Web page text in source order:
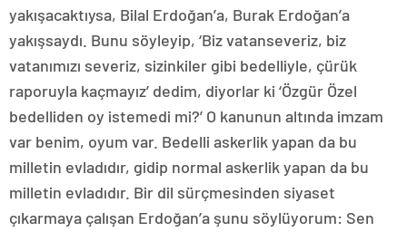
yakışacaktıysa, Bilal Erdoğan’a, Burak Erdoğan’a
yakışsaydı. Bunu söyleyip, ‘Biz vatanseveriz, biz
vatanımızı severiz, sizinkiler gibi bedelliyle, çürük
raporuyla kaçmayız’ dedim, diyorlar ki ‘Özgür Özel
bedelliden oy istemedi mi?’ O kanunun altında imzam
var benim, oyum var. Bedelli askerlik yapan da bu
milletin evladıdır, gidip normal askerlik yapan da bu
milletin evladıdır. Bir dil sürçmesinden siyaset
çıkarmaya çalışan Erdoğan’a şunu söylüyorum: Sen